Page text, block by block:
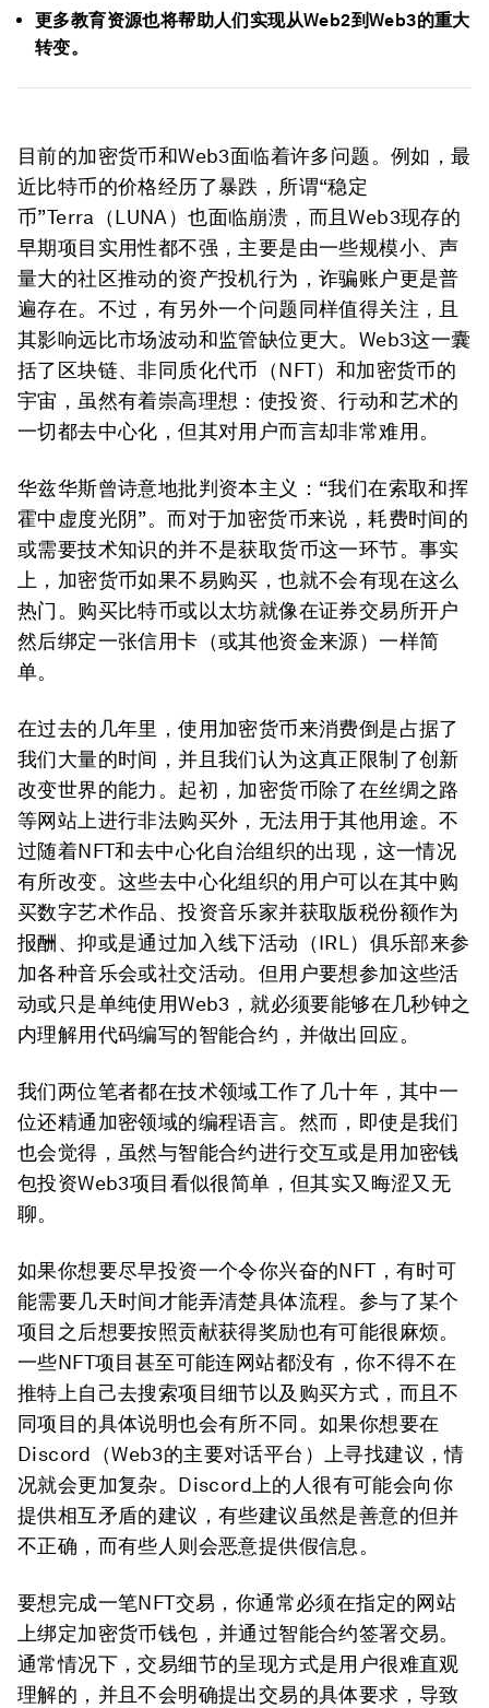
更多教育资源也将帮助人们实现从Web2到Web3的重大
转变。
目前的加密货币和Web3面临着许多问题。例如，最
近比特币的价格经历了暴跌，所谓“稳定
币”Terra（LUNA）也面临崩溃，而且Web3现存的
早期项目实用性都不强，主要是由一些规模小、声
量大的社区推动的资产投机行为，诈骗账户更是普
遍存在。不过，有另外一个问题同样值得关注，且
其影响远比市场波动和监管缺位更大。Web3这一囊
括了区块链、非同质化代币（NFT）和加密货币的
宇宙，虽然有着崇高理想：使投资、行动和艺术的
一切都去中心化，但其对用户而言却非常难用。
华兹华斯曾诗意地批判资本主义：“我们在索取和挥
霍中虚度光阴”。而对于加密货币来说，耗费时间的
或需要技术知识的并不是获取货币这一环节。事实
上，加密货币如果不易购买，也就不会有现在这么
热门。购买比特币或以太坊就像在证券交易所开户
然后绑定一张信用卡（或其他资金来源）一样简
单。
在过去的几年里，使用加密货币来消费倒是占据了
我们大量的时间，并且我们认为这真正限制了创新
改变世界的能力。起初，加密货币除了在丝绸之路
等网站上进行非法购买外，无法用于其他用途。不
过随着NFT和去中心化自治组织的出现，这一情况
有所改变。这些去中心化组织的用户可以在其中购
买数字艺术作品、投资音乐家并获取版税份额作为
报酬、抑或是通过加入线下活动（IRL）俱乐部来参
加各种音乐会或社交活动。但用户要想参加这些活
动或只是单纯使用Web3，就必须要能够在几秒钟之
内理解用代码编写的智能合约，并做出回应。
我们两位笔者都在技术领域工作了几十年，其中一
位还精通加密领域的编程语言。然而，即使是我们
也会觉得，虽然与智能合约进行交互或是用加密钱
包投资Web3项目看似很简单，但其实又晦涩又无
聊。
如果你想要尽早投资一个令你兴奋的NFT，有时可
能需要几天时间才能弄清楚具体流程。参与了某个
项目之后想要按照贡献获得奖励也有可能很麻烦。
一些NFT项目甚至可能连网站都没有，你不得不在
推特上自己去搜索项目细节以及购买方式，而且不
同项目的具体说明也会有所不同。如果你想要在
Discord（Web3的主要对话平台）上寻找建议，情
况就会更加复杂。Discord上的人很有可能会向你
提供相互矛盾的建议，有些建议虽然是善意的但并
不正确，而有些人则会恶意提供假信息。
要想完成一笔NFT交易，你通常必须在指定的网站
上绑定加密货币钱包，并通过智能合约签署交易。
通常情况下，交易细节的呈现方式是用户很难直观
理解的，并且不会明确提出交易的具体要求，导致